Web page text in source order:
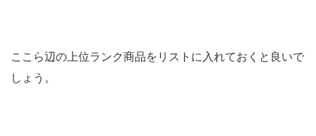
ここら辺の上位ランク商品をリストに入れておくと良いで
しょう。